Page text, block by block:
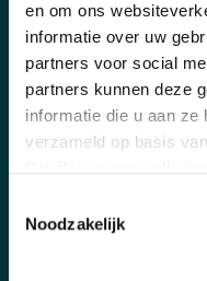
en om ons
informatie over uw
partners voor social
partners kunnen deze
informatie die u aan
verzameld op basis
Noodzakelijk
CATEGORIEËN
Horloges
Banden en accessoires
Pre-Owned